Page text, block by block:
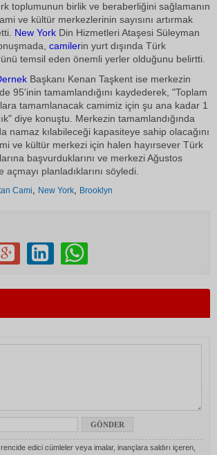
toplumunun birlik ve beraberliğini sağlamanın
ve kültür merkezlerinin sayısını artırmak
New York Din Hizmetleri Ataşesi Süleyman
camilerin yurt dışında Türk
temsil eden önemli yerler olduğunu belirtti.
Başkanı Kenan Taşkent ise merkezin
95'inin tamamlandığını kaydederek, "Toplam
tamamlanacak camimiz için şu ana kadar 1
diye konuştu. Merkezin tamamlandığında
namaz kılabileceği kapasiteye sahip olacağını
ve kültür merkezi için halen hayırsever Türk
başvurduklarını ve merkezi Ağustos
planladıklarını söyledi.
Cami, New York, Brooklyn
edici cümleler veya imalar, inançlara saldırı içeren,